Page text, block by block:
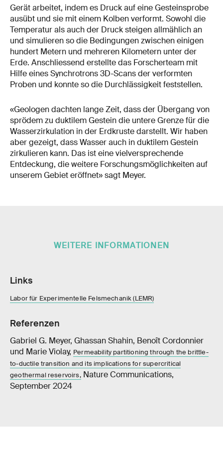
Gerät arbeitet, indem es Druck auf eine Gesteinsprobe
ausübt und sie mit einem Kolben verformt. Sowohl die
Temperatur als auch der Druck steigen allmählich an
und simulieren so die Bedingungen zwischen einigen
hundert Metern und mehreren Kilometern unter der
Erde. Anschliessend erstellte das Forscherteam mit
Hilfe eines Synchrotrons 3D-Scans der verformten
Proben und konnte so die Durchlässigkeit feststellen.
«Geologen dachten lange Zeit, dass der Übergang von
sprödem zu duktilem Gestein die untere Grenze für die
Wasserzirkulation in der Erdkruste darstellt. Wir haben
aber gezeigt, dass Wasser auch in duktilem Gestein
zirkulieren kann. Das ist eine vielversprechende
Entdeckung, die weitere Forschungsmöglichkeiten auf
unserem Gebiet eröffnet» sagt Meyer.
WEITERE INFORMATIONEN
Links
Labor für Experimentelle Felsmechanik (LEMR)
Referenzen
Gabriel G. Meyer, Ghassan Shahin, Benoît Cordonnier
und Marie Violay, Permeability partitioning through the brittle-
to-ductile transition and its implications for supercritical
geothermal reservoirs,Nature Communications,
September 2024